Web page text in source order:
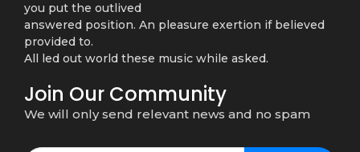
you put the outlived
answered position. An pleasure exertion if believed
provided to.
All led out world these music while asked.
Join Our Community
We will only send relevant news and no spam